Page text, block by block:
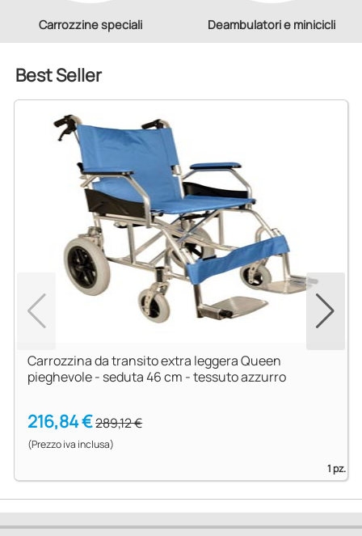
Carrozzine speciali Deambulatori e minicicli
Best Seller
Carrozzina da transito extra leggera Queen
pieghevole - seduta 46 cm - tessuto azzurro
216,84 €289,12 €
(Prezzo iva inclusa)
1 pz.